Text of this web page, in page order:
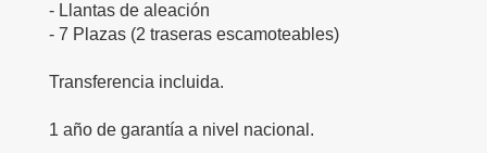
- Llantas de aleación
- 7 Plazas (2 traseras escamoteables)
Transferencia incluida.
1 año de garantía a nivel nacional.